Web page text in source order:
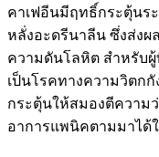
คาเฟอีนมีฤทธิ์กระตุ้นร
หลั่งอะดรีนาลีน ซึ่งส่งผ
ความดันโลหิต สำหรับ
เป็นโรคทางความวิตก
กระตุ้นให้สมองตีความ
อาการแพนิคตามมาได้